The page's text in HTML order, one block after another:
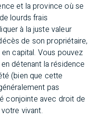
et la province où se
lourds frais
à la juste valeur
de son propriétaire,
capital. Vous pouvez
détenant la résidence
(bien que cette
pas
conjointe avec droit de
vivant.